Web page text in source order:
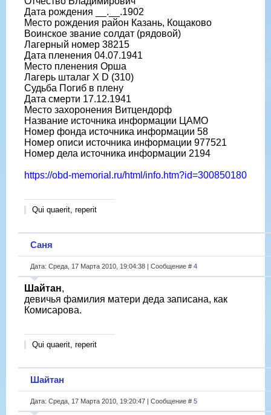
Дата рождения __.__.1902
Место рождения район Казань, Кощаково
Воинское звание солдат (рядовой)
Лагерный номер 38215
Дата пленения 04.07.1941
Место пленения Орша
Лагерь шталаг X D (310)
Судьба Погиб в плену
Дата смерти 17.12.1941
Место захоронения Витцендорф
Название источника информации ЦАМО
Номер фонда источника информации 58
Номер описи источника информации 977521
Номер дела источника информации 2194
https://obd-memorial.ru/html/info.htm?id=300850180
Qui quaerit, reperit
Саня
Дата: Среда, 17 Марта 2010, 19:04:38 | Сообщение # 4
Шайтан,
девичья фамилия матери деда записана, как
Комисарова.
Qui quaerit, reperit
Шайтан
Дата: Среда, 17 Марта 2010, 19:20:47 | Сообщение # 5